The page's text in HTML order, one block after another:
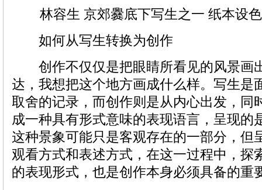
林容生 京郊爨底下写生之一 纸本设色
如何从写生转换为创作
创作不仅仅是把眼睛所看见的风景画
达，我想把这个地方画成什么样。写生是
取舍的记录，而创作则是从内心出发，同
成一种具有形式意味的表现语言，呈现的
这种景象可能只是客观存在的一部分，但
观看方式和表述方式，在这一过程中，探
的表现形式，也是创作本身必须具备的重